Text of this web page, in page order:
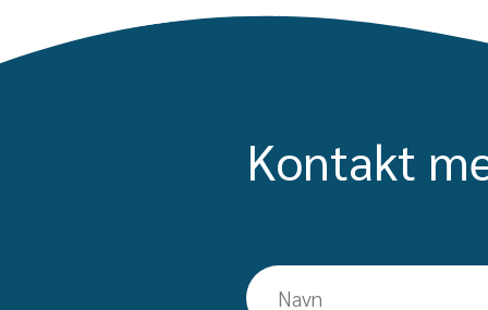
Kontakt
Navn